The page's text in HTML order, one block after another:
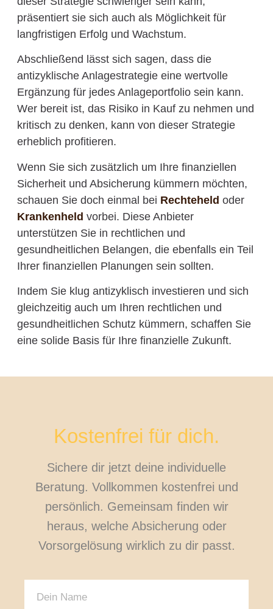
präsentiert sie sich auch als Möglichkeit für
langfristigen Erfolg und Wachstum.
Abschließend lässt sich sagen, dass die
antizyklische Anlagestrategie eine wertvolle
Ergänzung für jedes Anlageportfolio sein kann.
Wer bereit ist, das Risiko in Kauf zu nehmen und
kritisch zu denken, kann von dieser Strategie
erheblich profitieren.
Wenn Sie sich zusätzlich um Ihre finanziellen
Sicherheit und Absicherung kümmern möchten,
schauen Sie doch einmal bei Rechteheld oder
Krankenheld vorbei. Diese Anbieter
unterstützen Sie in rechtlichen und
gesundheitlichen Belangen, die ebenfalls ein Teil
Ihrer finanziellen Planungen sein sollten.
Indem Sie klug antizyklisch investieren und sich
gleichzeitig auch um Ihren rechtlichen und
gesundheitlichen Schutz kümmern, schaffen Sie
eine solide Basis für Ihre finanzielle Zukunft.
Kostenfrei für dich.
Sichere dir jetzt deine individuelle
Beratung. Vollkommen kostenfrei und
persönlich. Gemeinsam finden wir
heraus, welche Absicherung oder
Vorsorgelösung wirklich zu dir passt.